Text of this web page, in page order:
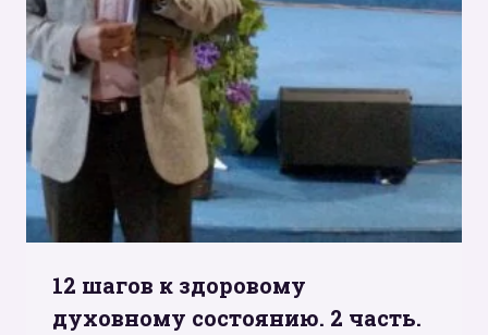
12 шагов к здоровому
духовному состоянию. 2 часть.